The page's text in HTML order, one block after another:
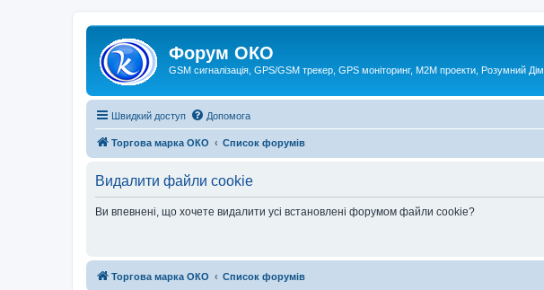
Форум ОКО
GSM сигналізація, GPS/GSM трекер, GPS моніторинг, М2М проекти, Розумний Дім
Швидкий доступ Допомога
Торгова марка ОКО Список форумів
Видалити файли cookie
Ви впевнені, що хочете видалити усі встановлені форумом файли cookie?
Торгова марка ОКО Список форумів